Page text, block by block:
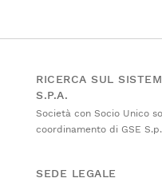
RICERCA SUL
S.P.A.
Società con Socio Unico
coordinamento di GSE
SEDE LEGALE